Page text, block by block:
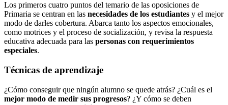
Los primeros cuatro puntos del temario de las oposiciones de
Primaria se centran en las necesidades de los estudiantes y el mejor
modo de darles cobertura. Abarca tanto los aspectos emocionales,
como motrices y el proceso de socialización, y revisa la respuesta
educativa adecuada para las personas con requerimientos
especiales.
Técnicas de aprendizaje
¿Cómo conseguir que ningún alumno se quede atrás? ¿Cuál es el
mejor modo de medir sus progresos? ¿Y cómo se deben